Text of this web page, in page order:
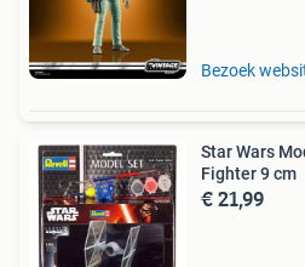
Bezoek
Star Wars
Fighter 9 cm
€ 21,99